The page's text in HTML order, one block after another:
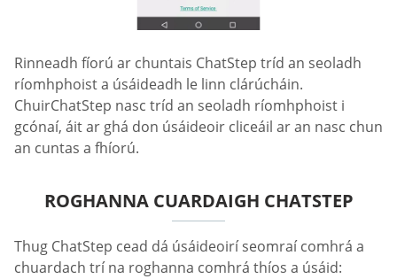
Rinneadh fíorú ar chuntais ChatStep tríd an seoladh
ríomhphoist a úsáideadh le linn clárúcháin.
ChuirChatStep nasc tríd an seoladh ríomhphoist i
gcónaí, áit ar ghá don úsáideoir cliceáil ar an nasc chun
an cuntas a fhíorú.
ROGHANNA CUARDAIGH CHATSTEP
Thug ChatStep cead dá úsáideoirí seomraí comhrá a
chuardach trí na roghanna comhrá thíos a úsáid: